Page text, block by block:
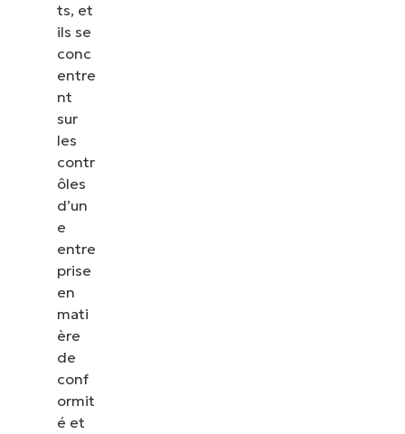
ts, et
ils se
conc
entre
nt
sur
les
contr
ôles
d’un
e
entre
prise
en
mati
ère
de
conf
ormit
é et